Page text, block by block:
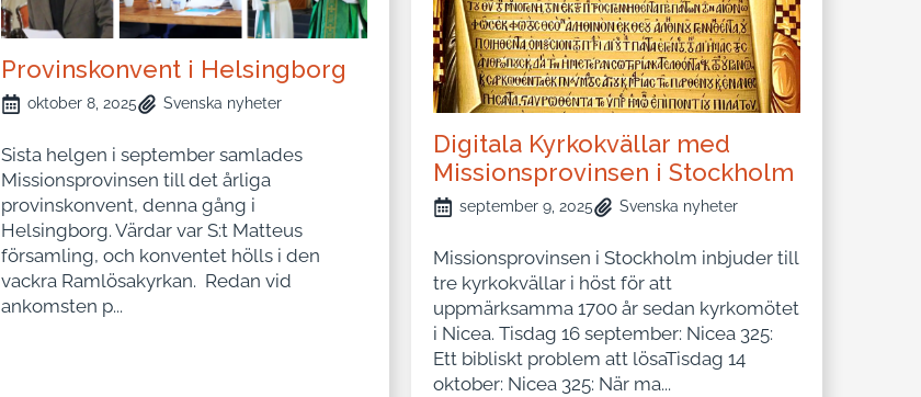
Provinskonvent i Helsingborg
oktober 8, 2025 Svenska nyheter
Sista helgen i september samlades
Missionsprovinsen till det årliga
provinskonvent, denna gång i
Helsingborg. Värdar var S:t Matteus
församling, och konventet hölls i den
vackra Ramlösakyrkan. Redan vid
ankomsten p...
Digitala Kyrkokvällar med
Missionsprovinsen i Stockholm
september 9, 2025 Svenska nyheter
Missionsprovinsen i Stockholm inbjuder till
tre kyrkokvällar i höst för att
uppmärksamma 1700 år sedan kyrkomötet
i Nicea. Tisdag 16 september: Nicea 325:
Ett bibliskt problem att lösaTisdag 14
oktober: Nicea 325: När ma...